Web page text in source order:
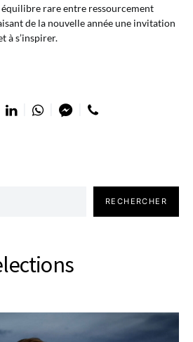
rare entre ressourcement
de la nouvelle année une invitation
à s’inspirer.
RECHERCHER